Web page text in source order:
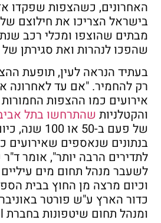
האחרונים, כשהצפות שפקדו
בישראל הצריכו את חילוצם
מבתים שהוצפו ומכלי רכב
שהפכו לנהרות ואת סגירתן
בעתיד הנראה לעין, תופעת
רק להחמיר. "אם עד לאחרונה
אירועים כמו ההצפות החמורות
והקטלניות שהתרחשו בתל
של פעם ב-50
בנתונים שנאספים שאירועים
לתדירים הרבה יותר", אומר
לשעבר מנהל תחום מים
וכיום מרצה מן החוץ בבית
כדור הארץ ע"ש פורטר
ומנהל תחום שיטפונות בחברת ClimaCell.